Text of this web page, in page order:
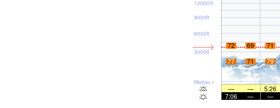
Niveau de la mer
3000ft
6000ft
9000ft
12000ft
72 69 71
77
71 79
— — 5:26
7:06
— —